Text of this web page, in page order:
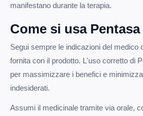
manifestano durante la terapia.
Come si usa Pentasa
Segui sempre le indicazioni del medico
fornita con il prodotto. L'uso corretto di
per massimizzare i benefici e
indesiderati.
Assumi il medicinale tramite via orale,